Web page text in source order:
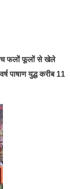
फलों फूलों से खेले
पाषाण युद्ध करीब 11